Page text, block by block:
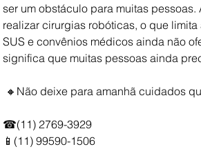
ser um obstáculo para muitas
realizar cirurgias robóticas, o que
SUS e convênios médicos ainda não
significa que muitas pessoas ainda
🔸Não deixe para amanhã cuidados
☎(11) 2769-3929
📱(11) 99590-1506